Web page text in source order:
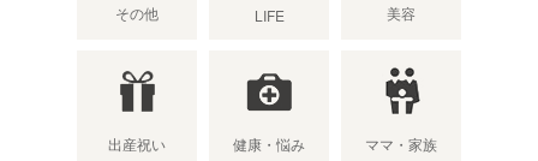
その他 LIFE 美容
出産祝い 健康・悩み ママ・家族